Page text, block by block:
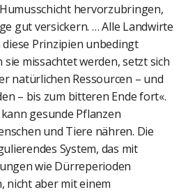
hervorzubringen,
gut versickern. … Alle Landwirte
Prinzipien unbedingt
missachtet werden, setzt sich
natürlichen Ressourcen – und
– bis zum bitteren Ende fort«.
gesunde Pflanzen
und Tiere nähren. Die
System, das mit
wie Dürreperioden
nicht aber mit einem